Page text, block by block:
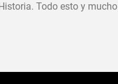
Todo esto y